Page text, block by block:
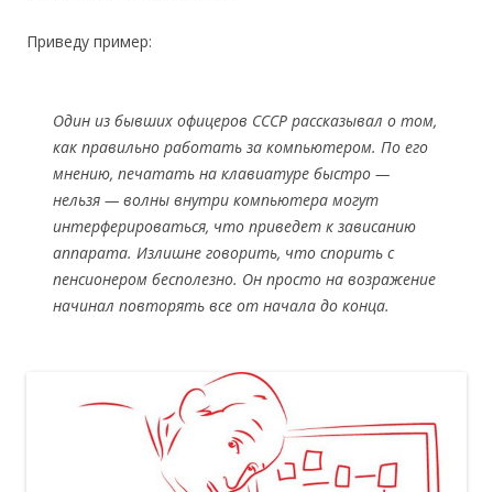
Приведу пример:
Один из бывших офицеров СССР рассказывал о том,
как правильно работать за компьютером. По его
мнению, печатать на клавиатуре быстро —
нельзя — волны внутри компьютера могут
интерферироваться, что приведет к зависанию
аппарата. Излишне говорить, что спорить с
пенсионером бесполезно. Он просто на возражение
начинал повторять все от начала до конца.